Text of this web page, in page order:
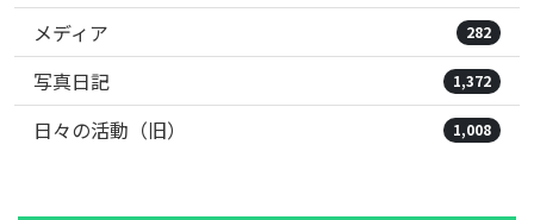
メディア 282
写真日記 1,372
日々の活動（旧） 1,008